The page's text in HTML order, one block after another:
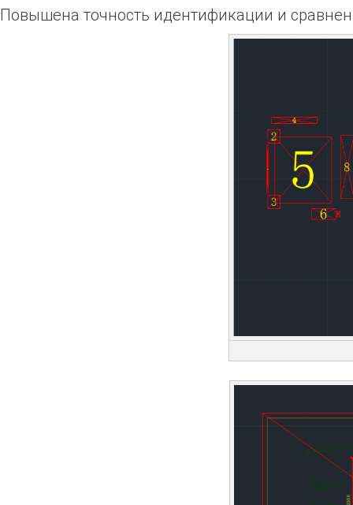
Повышена точность идентификации и